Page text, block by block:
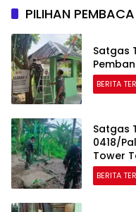
PILIHAN PEMBACA
Satgas
BERITA
Satgas
0418/
Tower
BERITA